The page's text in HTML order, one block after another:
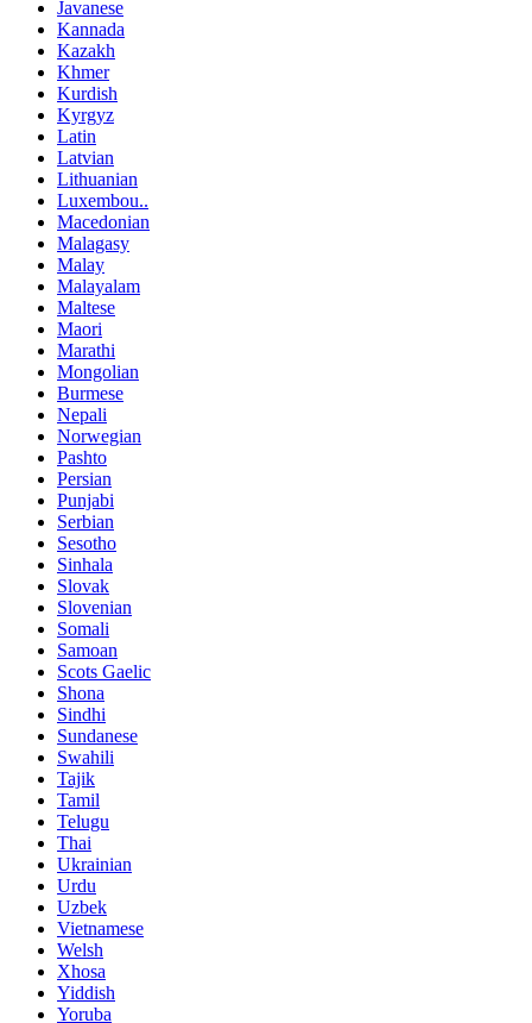
Javanese
Kannada
Kazakh
Khmer
Kurdish
Kyrgyz
Latin
Latvian
Lithuanian
Luxembou..
Macedonian
Malagasy
Malay
Malayalam
Maltese
Maori
Marathi
Mongolian
Burmese
Nepali
Norwegian
Pashto
Persian
Punjabi
Serbian
Sesotho
Sinhala
Slovak
Slovenian
Somali
Samoan
Scots Gaelic
Shona
Sindhi
Sundanese
Swahili
Tajik
Tamil
Telugu
Thai
Ukrainian
Urdu
Uzbek
Vietnamese
Welsh
Xhosa
Yiddish
Yoruba